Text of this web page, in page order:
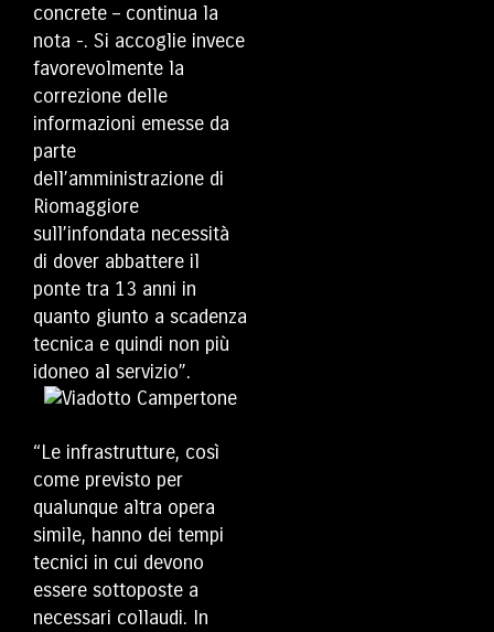
concrete – continua la
nota -. Si accoglie invece
favorevolmente la
correzione delle
informazioni emesse da
parte
dell’amministrazione di
Riomaggiore
sull’infondata necessità
di dover abbattere il
ponte tra 13 anni in
quanto giunto a scadenza
tecnica e quindi non più
idoneo al servizio”.
“Le infrastrutture, così
come previsto per
qualunque altra opera
simile, hanno dei tempi
tecnici in cui devono
essere sottoposte a
necessari collaudi. In